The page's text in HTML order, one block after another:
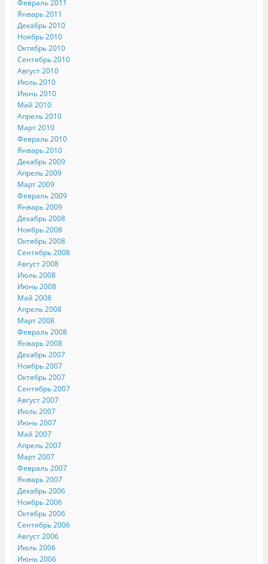
Февраль 2011
Январь 2011
Декабрь 2010
Ноябрь 2010
Октябрь 2010
Сентябрь 2010
Август 2010
Июль 2010
Июнь 2010
Май 2010
Апрель 2010
Март 2010
Февраль 2010
Январь 2010
Декабрь 2009
Апрель 2009
Март 2009
Февраль 2009
Январь 2009
Декабрь 2008
Ноябрь 2008
Октябрь 2008
Сентябрь 2008
Август 2008
Июль 2008
Июнь 2008
Май 2008
Апрель 2008
Март 2008
Февраль 2008
Январь 2008
Декабрь 2007
Ноябрь 2007
Октябрь 2007
Сентябрь 2007
Август 2007
Июль 2007
Июнь 2007
Май 2007
Апрель 2007
Март 2007
Февраль 2007
Январь 2007
Декабрь 2006
Ноябрь 2006
Октябрь 2006
Сентябрь 2006
Август 2006
Июль 2006
Июнь 2006